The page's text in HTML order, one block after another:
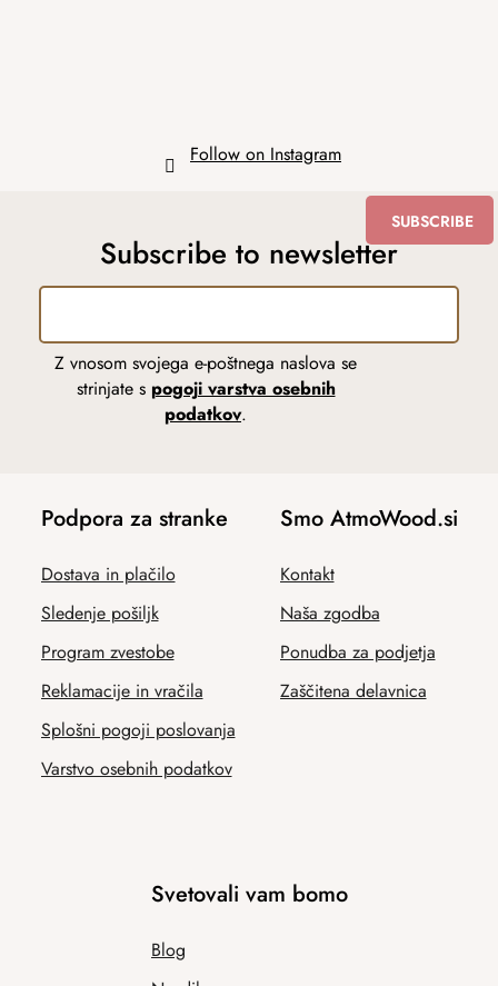
Follow on Instagram
Subscribe to newsletter
Z vnosom svojega e-poštnega naslova se
strinjate s pogoji varstva osebnih
podatkov.
SUBSCRIBE
Podpora za stranke
Dostava in plačilo
Sledenje pošiljk
Program zvestobe
Reklamacije in vračila
Splošni pogoji poslovanja
Varstvo osebnih podatkov
Smo AtmoWood.si
Kontakt
Naša zgodba
Ponudba za podjetja
Zaščitena delavnica
Svetovali vam bomo
Blog